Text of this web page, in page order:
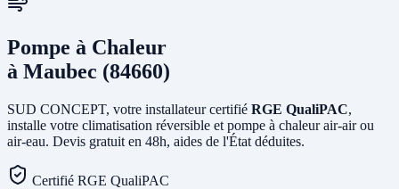
Pompe à Chaleur
à Maubec (84660)
SUD CONCEPT, votre installateur certifié RGE QualiPAC,
installe votre climatisation réversible et pompe à chaleur air-air ou
air-eau. Devis gratuit en 48h, aides de l'État déduites.
Certifié RGE QualiPAC